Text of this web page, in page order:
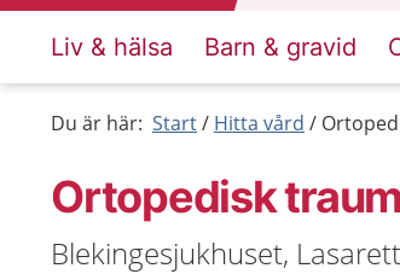
Liv & hälsa Barn & gravid
Du är här: Start Hitta vård
Ortopedisk
Blekingesjukhuset,